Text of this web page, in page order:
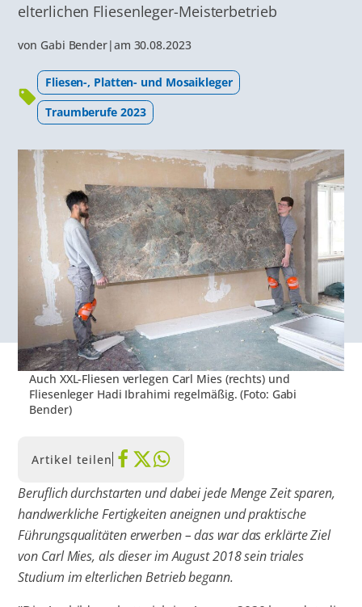
elterlichen Fliesenleger-Meisterbetrieb
von Gabi Bender|am 30.08.2023
Fliesen-, Platten- und Mosaikleger
Traumberufe 2023
Auch XXL-Fliesen verlegen Carl Mies (rechts) und
Fliesenleger Hadi Ibrahimi regelmäßig. (Foto: Gabi
Bender)
Artikel teilen
Beruflich durchstarten und dabei jede Menge Zeit sparen,
handwerkliche Fertigkeiten aneignen und praktische
Führungsqualitäten erwerben – das war das erklärte Ziel
von Carl Mies, als dieser im August 2018 sein triales
Studium im elterlichen Betrieb begann.